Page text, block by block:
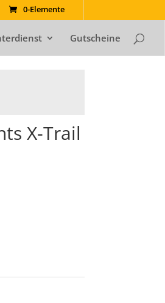
0-Elemente
Gutscheine
X-Trail